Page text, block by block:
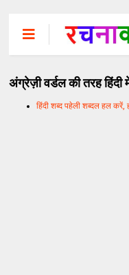
अंग्रेज़ी वर्डल की तरह
हिंदी शब्द पहेली शब्दल हल करें,